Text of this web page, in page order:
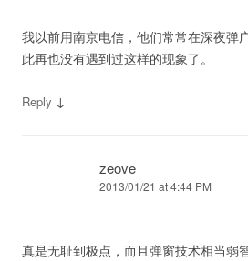
我以前用南京电信，他们常常在深夜弹
此再也没有遇到过这样的现象了。
Reply ↓
zeove
2013/01/21 at 4:44 PM
真是无耻到极点，而且弹窗技术相当弱